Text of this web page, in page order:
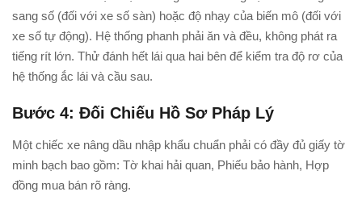
sang số (đối với xe số sàn) hoặc độ nhạy của biến mô (đối với
xe số tự động). Hệ thống phanh phải ăn và đều, không phát ra
tiếng rít lớn. Thử đánh hết lái qua hai bên để kiểm tra độ rơ của
hệ thống ắc lái và cầu sau.
Bước 4: Đối Chiếu Hồ Sơ Pháp Lý
Một chiếc xe nâng dầu nhập khẩu chuẩn phải có đầy đủ giấy tờ
minh bạch bao gồm: Tờ khai hải quan, Phiếu bảo hành, Hợp
đồng mua bán rõ ràng.